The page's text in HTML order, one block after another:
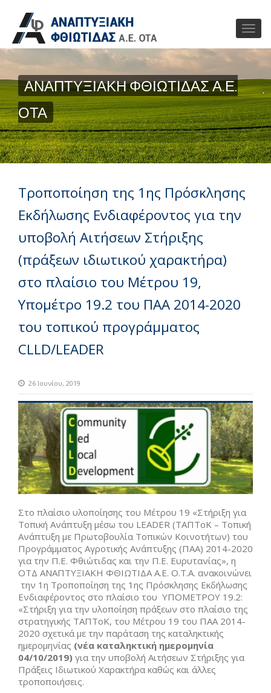
ΑΝΑΠΤΥΞΙΑΚΗ ΦΘΙΩΤΙΔΑΣ Α.Ε.
ΟΤΑ
Τροποποίηση της 1ης Πρόσκλησης
Εκδήλωσης Ενδιαφέροντος για την
υποβολή Αιτήσεων Στήριξης
(πράξεων ιδιωτικού χαρακτήρα)
στο πλαίσιο του Μέτρου 19,
Υπομέτρο 19.2 του ΠΑΑ 2014-2020
του τοπικού προγράμματος
CLLD/LEADER
26 Ιουνίου, 2019
Στο πλαίσιο υλοποίησης του Μέτρου 19 «Στήριξη για
Τοπική Ανάπτυξη μέσω του LEADER (ΤΑΠΤοΚ – Τοπική
Ανάπτυξη με Πρωτοβουλία Τοπικών Κοινοτήτων) του
Προγράμματος Αγροτικής Ανάπτυξης (ΠΑΑ) 2014-2020
για την Π.Ε. Φθιώτιδας και την Π.Ε. Ευρυτανίας», η
ΟΤΔ ΑΝΑΠΤΥΞΙΑΚΗ ΦΘΙΩΤΙΔΑ Α.Ε. Ο.Τ.Α. ανακοινώνει
την 1η Τροποποίηση της 1ης Πρόσκλησης Εκδήλωσης
Ενδιαφέροντος στο πλαίσιο του ΥΠΟΜΕΤΡΟΥ 19.2:
«Στήριξη για την υλοποίηση πράξεων στο πλαίσιο της
στρατηγικής ΤΑΠΤοΚ, του Μέτρου 19 του ΠΑΑ 2014-
2020 σχετικά με την παράταση της καταληκτικής
ημερομηνίας (νέα καταληκτική ημερομηνία
04/10/2019) για την υποβολή Αιτήσεων Στήριξης για
Πράξεις Ιδιωτικού Χαρακτήρα καθώς και άλλες
τροποποιήσεις.